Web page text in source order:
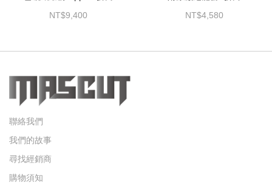
9,400 4,580
聯絡我們
我們的故事
尋找經銷商
購物須知